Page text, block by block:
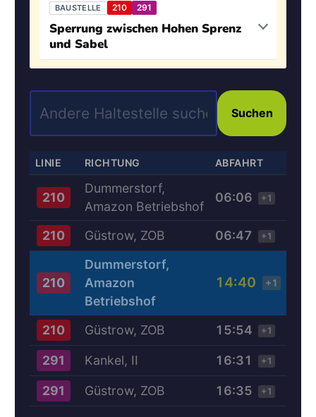
BAUSTELLE 210 291
Sperrung zwischen Hohen Sprenz
und Sabel
Suchen
LINIE RICHTUNG ABFAHRT
210
Dummerstorf,
Amazon Betriebshof
06:06 +1
210 Güstrow, ZOB 06:47 +1
210
Dummerstorf,
Amazon
Betriebshof
14:40 +1
210 Güstrow, ZOB 15:54 +1
291 Kankel, II 16:31 +1
291 Güstrow, ZOB 16:35 +1